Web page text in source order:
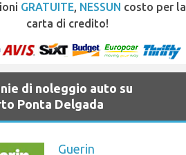
GRATUITE, NESSUN costo per la
carta di credito!
di noleggio auto su
Ponta Delgada
Guerin